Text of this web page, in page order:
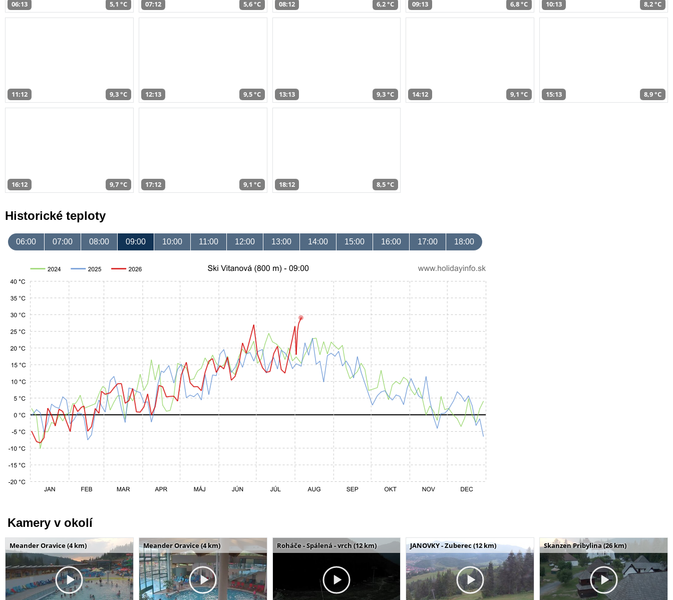
06:13 5,1 °C 07:12 5,6 °C 08:12 6,2 °C 09:13 6,8 °C 10:13 8,2 °C
11:12 9,3 °C 12:13 9,5 °C 13:13 9,3 °C 14:12 9,1 °C 15:13 8,9 °C
16:12 9,7 °C 17:12 9,1 °C 18:12 8,5 °C
Historické teploty
06:00 07:00 08:00 09:00 10:00 11:00 12:00 13:00 14:00 15:00 16:00 17:00 18:00
Kamery v okolí
Meander Oravice (4 km) Meander Oravice (4 km) Roháče - Spálená - vrch (12 km) JANOVKY - Zuberec (12 km) Skanzen Pribylina (26 km)